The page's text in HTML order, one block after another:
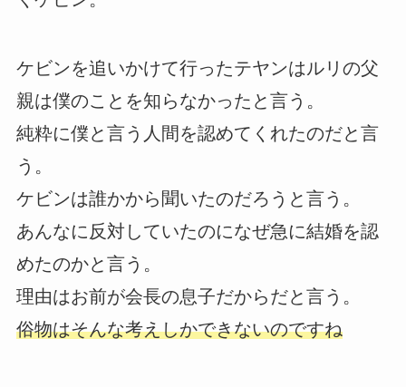
ケビンを追いかけて行ったテヤンはルリの父
親は僕のことを知らなかったと言う。
純粋に僕と言う人間を認めてくれたのだと言
う。
ケビンは誰かから聞いたのだろうと言う。
あんなに反対していたのになぜ急に結婚を認
めたのかと言う。
理由はお前が会長の息子だからだと言う。
俗物はそんな考えしかできないのですね